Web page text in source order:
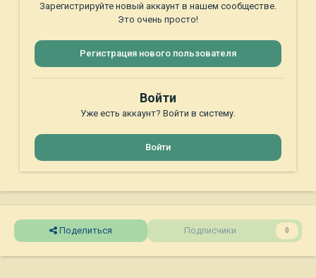
Зарегистрируйте новый аккаунт в нашем сообществе.
Это очень просто!
Регистрация нового пользователя
Войти
Уже есть аккаунт? Войти в систему.
Войти
Поделиться Подписчики 0